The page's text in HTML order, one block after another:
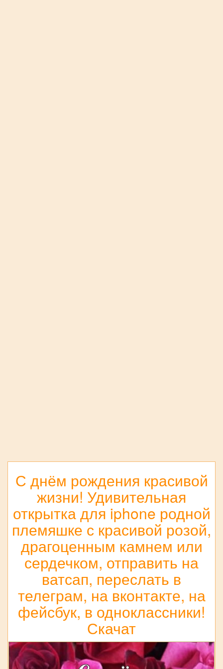
С днём рождения красивой
жизни! Удивительная
открытка для iphone родной
племяшке с красивой розой,
драгоценным камнем или
сердечком, отправить на
ватсап, переслать в
телеграм, на вконтакте, на
фейсбук, в одноклассники!
Скачат